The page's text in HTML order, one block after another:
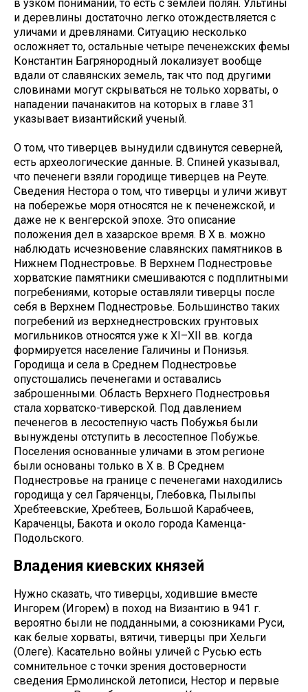
в узком понимании, то есть с землей полян. Ультины
и деревлины достаточно легко отождествляется с
уличами и древлянами. Ситуацию несколько
осложняет то, остальные четыре печенежских фемы
Константин Багрянородный локализует вообще
вдали от славянских земель, так что под другими
словинами могут скрываться не только хорваты, о
нападении пачанакитов на которых в главе 31
указывает византийский ученый.
О том, что тиверцев вынудили сдвинутся северней,
есть археологические данные. В. Спиней указывал,
что печенеги взяли городище тиверцев на Реуте.
Сведения Нестора о том, что тиверцы и уличи живут
на побережье моря относятся не к печенежской, и
даже не к венгерской эпохе. Это описание
положения дел в хазарское время. В Х в. можно
наблюдать исчезновение славянских памятников в
Нижнем Поднестровье. В Верхнем Поднестровье
хорватские памятники смешиваются с подплитными
погребениями, которые оставляли тиверцы после
себя в Верхнем Поднестровье. Большинство таких
погребений из верхнеднестровских грунтовых
могильников относятся уже к ХІ–ХІІ вв. когда
формируется население Галичины и Понизья.
Городища и села в Среднем Поднестровье
опустошались печенегами и оставались
заброшенными. Область Верхнего Поднестровья
стала хорватско-тиверской. Под давлением
печенегов в лесостепную часть Побужья были
вынуждены отступить в лесостепное Побужье.
Поселения основанные уличами в этом регионе
были основаны только в Х в. В Среднем
Поднестровье на границе с печенегами находились
городища у сел Гаряченцы, Глебовка, Пылыпы
Хребтеевские, Хребтеев, Большой Карабчеев,
Караченцы, Бакота и около города Каменца-
Подольского.
Владения киевских князей
Нужно сказать, что тиверцы, ходившие вместе
Ингорем (Игорем) в поход на Византию в 941 г.
вероятно были не подданными, а союзниками Руси,
как белые хорваты, вятичи, тиверцы при Хельги
(Олеге). Касательно войны уличей с Русью есть
сомнительное с точки зрения достоверности
сведения Ермолинской летописи, Нестор и первые